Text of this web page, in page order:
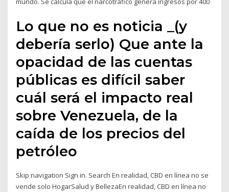
Lo que no es noticia _(y
debería serlo) Que ante la
opacidad de las cuentas
públicas es difícil saber
cuál será el impacto real
sobre Venezuela, de la
caída de los precios del
petróleo
Skip navigation Sign in. Search En realidad, CBD en línea no se
vende solo HogarSalud y BellezaEn realidad, CBD en línea no